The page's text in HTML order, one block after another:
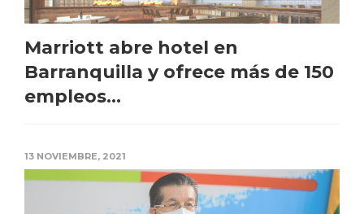
Marriott abre hotel en
Barranquilla y ofrece más de 150
empleos...
13 NOVIEMBRE, 2021